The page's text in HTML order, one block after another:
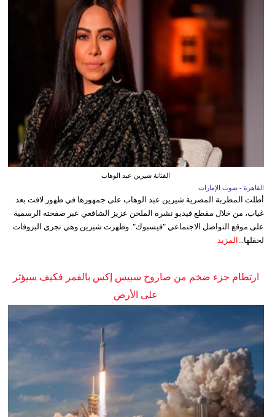
الفنانة شيرين عبد الوهاب
القاهرة - صوت الإمارات
أطلت المطربة المصرية شيرين عبد الوهاب على جمهورها في ظهور لافت بعد
غياب، من خلال مقطع فيديو نشره الملحن عزيز الشافعي عبر صفحته الرسمية
على موقع التواصل الاجتماعي "فيسبوك". وظهرت شيرين وهي تجري البروفات
لحفلها...
المزيد
ارتطام جزء ضخم من صاروخ سبيس إكس بالقمر فكيف سيؤثر
على الأرض